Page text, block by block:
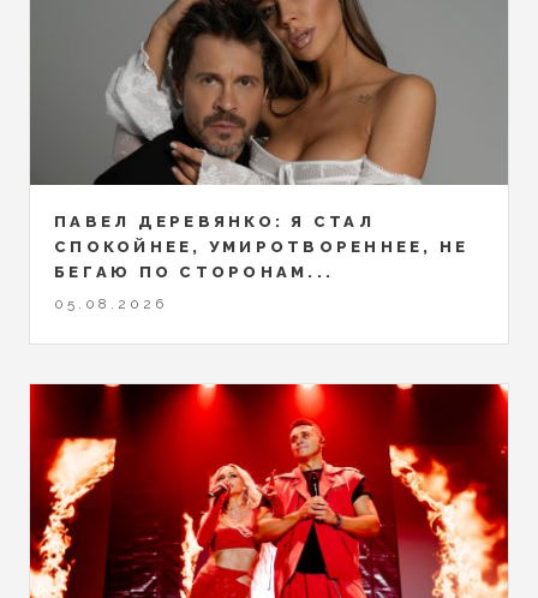
ПАВЕЛ ДЕРЕВЯНКО: Я СТАЛ
СПОКОЙНЕЕ, УМИРОТВОРЕННЕЕ, НЕ
БЕГАЮ ПО СТОРОНАМ...
05.08.2026